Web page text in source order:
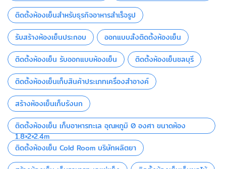
ติดตั้งห้องเย็นสำหรับธุรกิจอาหารสำเร็จรูป
รับสร้างห้องเย็นประกอบ
ออกแบบสั่งติดตั้งห้องเย็น
ติดตั้งห้องเย็น รับออกแบบห้องเย็น
ติดตั้งห้องเย็นชลบุรี
ติดตั้งห้องเย็นเก็บสินค้าประเภทเครื่องสำอางค์
สร้างห้องเย็นเก็บรังนก
ติดตั้งห้องเย็น เก็บอาหารทะเล อุณหภูมิ 0 องศา ขนาดห้อง
1.8×2×2.4m
ติดตั้งห้องเย็น Cold Room บริษัทผลิตยา